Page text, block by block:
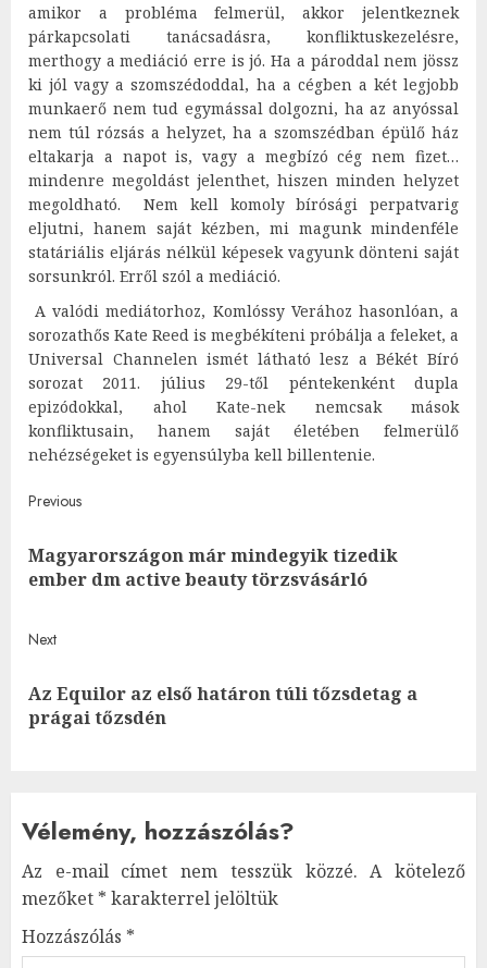
amikor a probléma felmerül, akkor jelentkeznek
párkapcsolati tanácsadásra, konfliktuskezelésre,
merthogy a mediáció erre is jó. Ha a pároddal nem jössz
ki jól vagy a szomszédoddal, ha a cégben a két legjobb
munkaerő nem tud egymással dolgozni, ha az anyóssal
nem túl rózsás a helyzet, ha a szomszédban épülő ház
eltakarja a napot is, vagy a megbízó cég nem fizet…
mindenre megoldást jelenthet, hiszen minden helyzet
megoldható. Nem kell komoly bírósági perpatvarig
eljutni, hanem saját kézben, mi magunk mindenféle
statáriális eljárás nélkül képesek vagyunk dönteni saját
sorsunkról. Erről szól a mediáció.
A valódi mediátorhoz, Komlóssy Verához hasonlóan, a
sorozathős Kate Reed is megbékíteni próbálja a feleket, a
Universal Channelen ismét látható lesz a Békét Bíró
sorozat 2011. július 29-től péntekenként dupla
epizódokkal, ahol Kate-nek nemcsak mások
konfliktusain, hanem saját életében felmerülő
nehézségeket is egyensúlyba kell billentenie.
Post
navigation
Previous
Magyarországon már mindegyik tizedik
ember dm active beauty törzsvásárló
Next
Next
post:
Az Equilor az első határon túli tőzsdetag a
prágai tőzsdén
Vélemény, hozzászólás?
Az e-mail címet nem tesszük közzé. A kötelező
mezőket * karakterrel jelöltük
Hozzászólás *